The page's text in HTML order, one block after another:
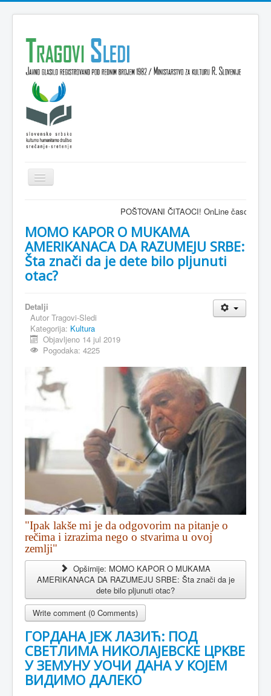
Isključi
navigaciju
VESTI
KULTURA
INTERVJU
FELJTON
SPORT
PISMA ČITALACA
IMPRESUM
POŠTOVANI ČITAOCI! OnLine časopis
MOMO KAPOR O MUKAMA
AMERIKANACA DA RAZUMEJU SRBE:
Šta znači da je dete bilo pljunuti
otac?
Detalji
Autor Tragovi-Sledi
Kategorija: Kultura
Objavljeno 14 jul 2019
Pogodaka: 4225
"Ipak lakše mi je da odgovorim na pitanje o
rečima i izrazima nego o stvarima u ovoj
zemlji"
Opširnije: MOMO KAPOR O MUKAMA
AMERIKANACA DA RAZUMEJU SRBE: Šta znači da je
dete bilo pljunuti otac?
Write comment (0 Comments)
ГОРДАНА ЈЕЖ ЛАЗИЋ: ПОД
СВЕТЛИМА НИКОЛАЈЕВСКЕ ЦРКВЕ
У ЗЕМУНУ УОЧИ ДАНА У КОЈЕМ
ВИДИМО ДАЛЕКО